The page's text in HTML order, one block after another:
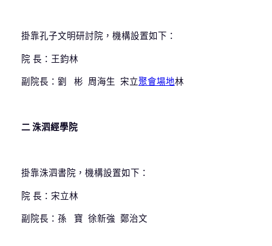
掛靠孔子文明研討院，機構設置如下：
院 長：王鈞林
副院長：劉 彬 周海生 宋立聚會場地林
二洙泗經學院
掛靠洙泗書院，機構設置如下：
院 長：宋立林
副院長：孫 寶 徐新強 鄭治文